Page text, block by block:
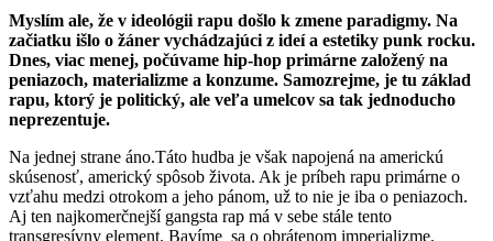
Myslím ale, že v ideológii rapu došlo k zmene paradigmy. Na
začiatku išlo o žáner vychádzajúci z ideí a estetiky punk rocku.
Dnes, viac menej, počúvame hip-hop primárne založený na
peniazoch, materializme a konzume. Samozrejme, je tu základ
rapu, ktorý je politický, ale veľa umelcov sa tak jednoducho
neprezentuje.
Na jednej strane áno.Táto hudba je však napojená na americkú
skúsenosť, americký spôsob života. Ak je príbeh rapu primárne o
vzťahu medzi otrokom a jeho pánom, už to nie je iba o peniazoch.
Aj ten najkomerčnejší gangsta rap má v sebe stále tento
transgresívny element. Bavíme sa o obrátenom imperializme.